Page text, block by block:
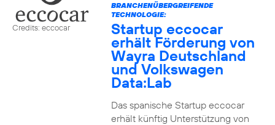
Credits: eccocar
BRANCHENÜBERGREIFENDE
TECHNOLOGIE:
Startup eccocar
erhält Förderung von
Wayra Deutschland
und Volkswagen
Data:Lab
Das spanische Startup eccocar
erhält künftig Unterstützung von